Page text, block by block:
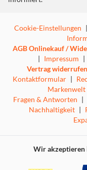
Cookie-Einstellungen |
AGB Onlinekauf /
| Impressum |
Vertrag widerrufen
Kontaktformular |
Markenwelt
Fragen & Antworten |
Nachhaltigkeit |
Wir akzeptieren